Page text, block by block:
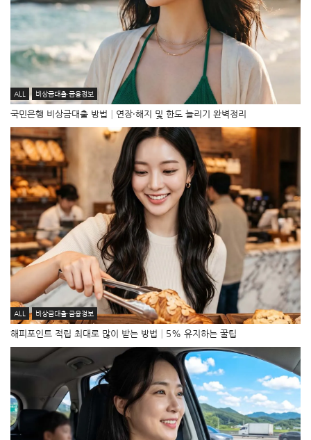
ALL 비상금대출·금융정보
국민은행 비상금대출 방법│연장·해지 및 한도 늘리기 완벽정리
ALL 비상금대출·금융정보
해피포인트 적립 최대로 많이 받는 방법│5% 유지하는 꿀팁